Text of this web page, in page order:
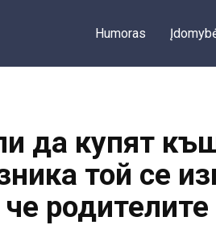
Humoras
да купят
той се